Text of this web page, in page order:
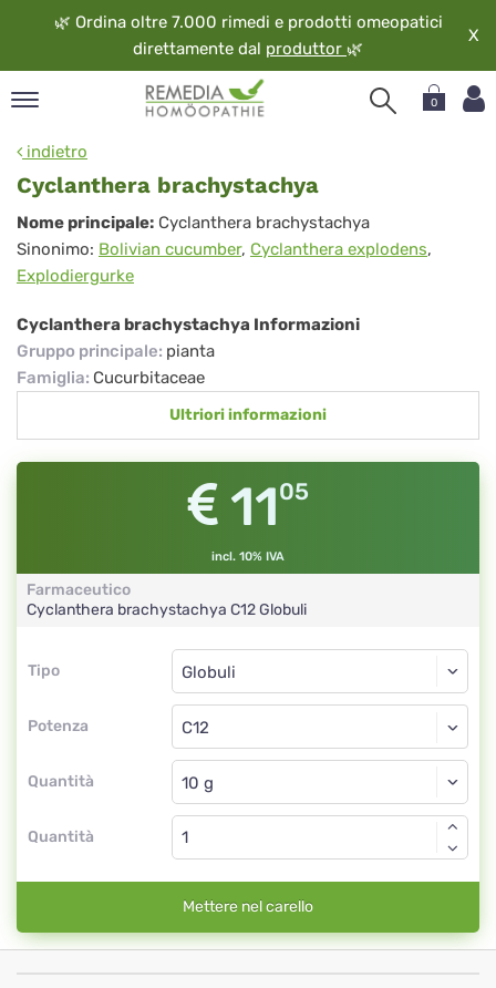
🌿 Ordina oltre 7.000 rimedi e prodotti omeopatici
direttamente dal produttor 🌿
X
0
indietro
Cyclanthera brachystachya
Cyclanthera
brachystachya
Nome principale: Cyclanthera brachystachya
Sinonimo: Bolivian cucumber, Cyclanthera explodens,
Explodiergurke
Cyclanthera brachystachya Informazioni
Gruppo principale: pianta
Famiglia: Cucurbitaceae
Ultriori informazioni
1105
incl. 10% IVA
Farmaceutico
Cyclanthera brachystachya C12Globuli
Tipo
Tipo
Potenza
Globuli
C12
Quantità
Globuli
Quantità
Mettere nel carello